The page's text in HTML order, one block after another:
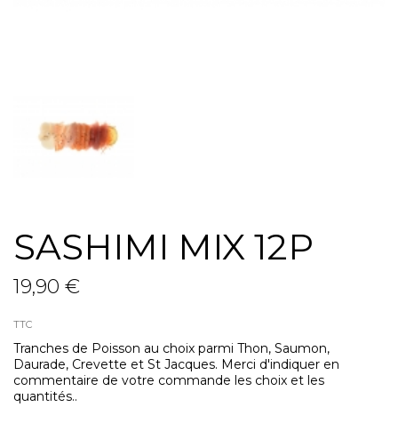
SASHIMI MIX 12P
19,90 €
TTC
Tranches de Poisson au choix parmi Thon, Saumon,
Daurade, Crevette et St Jacques. Merci d'indiquer en
commentaire de votre commande les choix et les
quantités..